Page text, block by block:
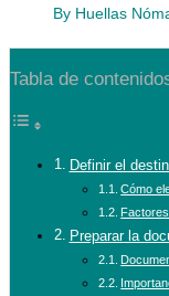
By Huellas
Tabla de
Definir el
Cómo
Preparar la